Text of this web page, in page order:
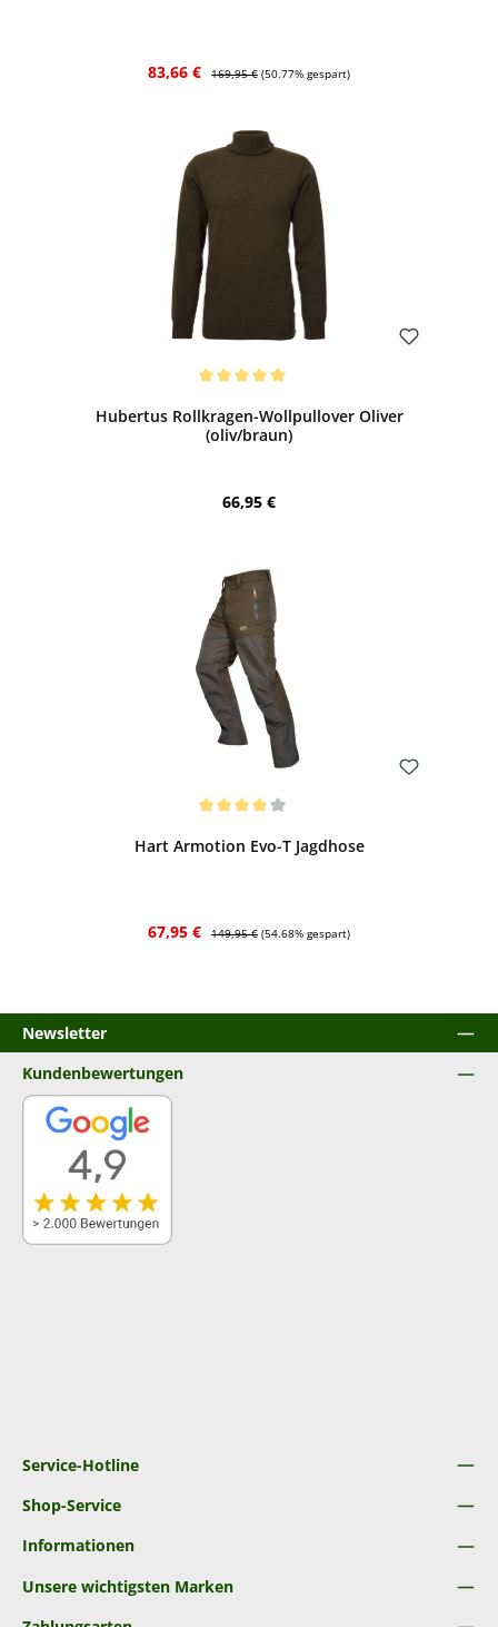
Verkaufspreis:
83,66 € Regulärer Preis:
169,95 € (50.77% gespart)
Hubertus Rollkragen-Wollpullover Oliver
(oliv/braun)
Regulärer Preis:
66,95 €
Hart Armotion Evo-T Jagdhose
Verkaufspreis:
67,95 € Regulärer Preis:
149,95 € (54.68% gespart)
Newsletter
Service-Hotline
Shop-Service
Informationen
Unsere wichtigsten Marken
Kundenbewertungen